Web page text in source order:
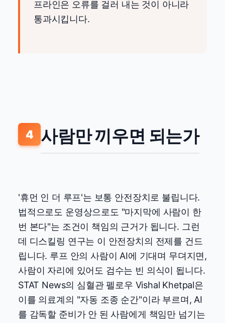
프라인은 오류를 걸러 내는 것이 아니라
통과시킵니다.
4 사람만 끼우면 되는가
'휴먼 인 더 루프'는 보통 안전장치로 불립니다.
법적으로도 운영상으로도 "마지막에 사람이 한
번 본다"는 조건이 책임의 근거가 됩니다. 그런
데 디스킬링 연구는 이 안전장치의 전제를 건드
립니다. 루프 안의 사람이 AI에 기대며 무뎌지면,
사람이 자리에 있어도 검수는 빈 의식이 됩니다.
STAT News의 심혈관 펠로우 Vishal Khetpal은
이를 의료계의 "자동 조종 순간"이라 부르며, AI
를 감독할 준비가 안 된 사람에게 책임만 넘기는